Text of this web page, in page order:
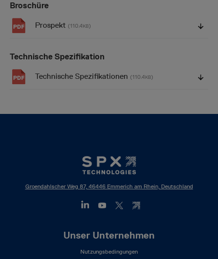
Broschüre
Prospekt (110.4KB)
Technische Spezifikation
Technische Spezifikationen (110.4KB)
Groendahlscher Weg 87, 46446 Emmerich am Rhein, Deutschland
Unser Unternehmen
Nutzungsbedingungen